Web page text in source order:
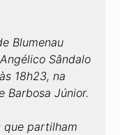
Blumenau
Sândalo
18h23, na
Barbosa Júnior.
que partilham